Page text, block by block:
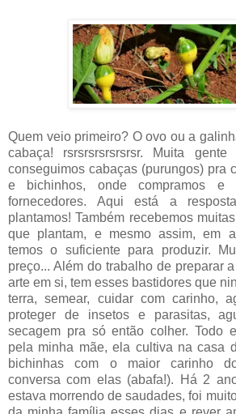
Quem veio primeiro? O ovo ou a
cabaça! rsrsrsrsrsrsrsr. Muita
conseguimos cabaças (purungos) pra
e bichinhos, onde compramos e
fornecedores. Aqui está a
plantamos! Também recebemos
que plantam, e mesmo assim, em
temos o suficiente para produzir.
preço... Além do trabalho de preparar
arte em si, tem esses bastidores que
terra, semear, cuidar com carinho,
proteger de insetos e parasitas,
secagem pra só então colher. Todo
pela minha mãe, ela cultiva na casa
bichinhas com o maior carinho
conversa com elas (abafa!). Há 2
estava morrendo de saudades, foi